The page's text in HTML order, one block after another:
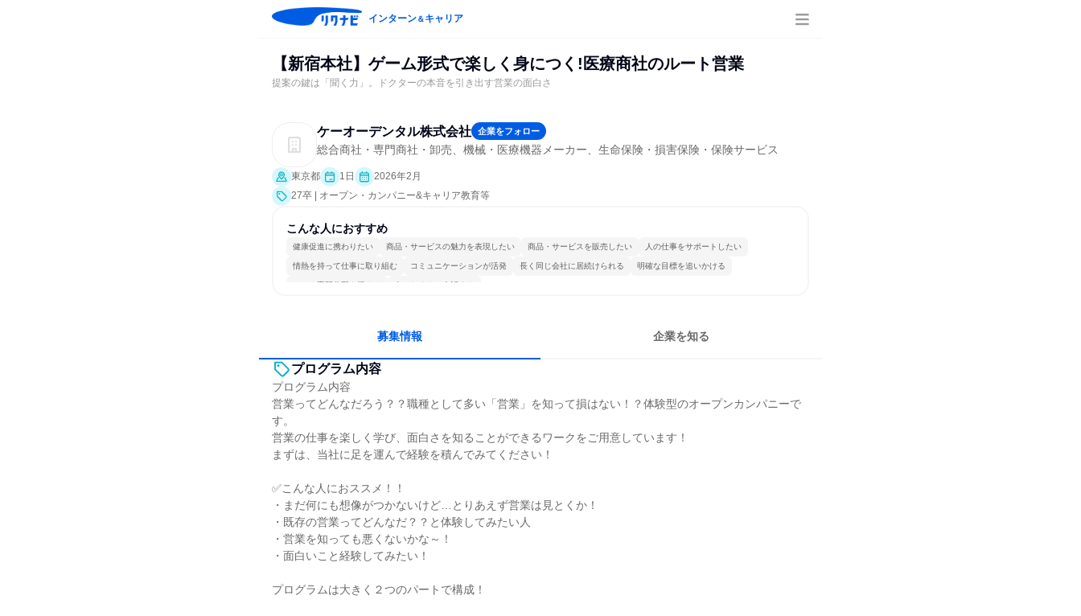
インターン＆キャリア
【新宿本社】ゲーム形式で楽しく身につく!医療商社のルート営業
提案の鍵は「聞く力」。ドクターの本音を引き出す営業の面白さ
ケーオーデンタル株式会社 企業をフォロー
総合商社・専門商社・卸売、機械・医療機器メーカー、生命保険・損害保険・保険サービス
東京都 1日
2026年2月
27卒 | オープン・カンパニー&キャリア教育等
こんな人におすすめ
健康促進に携わりたい 商品・サービスの魅力を表現したい 商品・サービスを販売したい 人の仕事をサポートしたい
情熱を持って仕事に取り組む コミュニケーションが活発 長く同じ会社に居続けられる 明確な目標を追いかける
一つの専門分野を極める 人とたくさん会話する
募集情報 企業を知る
プログラム内容
プログラム内容
営業ってどんなだろう？？職種として多い「営業」を知って損はない！？体験型のオープンカンパニーで
す。
営業の仕事を楽しく学び、面白さを知ることができるワークをご用意しています！
まずは、当社に足を運んで経験を積んでみてください！
✅こんな人におススメ！！
・まだ何にも想像がつかないけど…とりあえず営業は見とくか！
・既存の営業ってどんなだ？？と体験してみたい人
・営業を知っても悪くないかな～！
・面白いこと経験してみたい！
プログラムは大きく２つのパートで構成！